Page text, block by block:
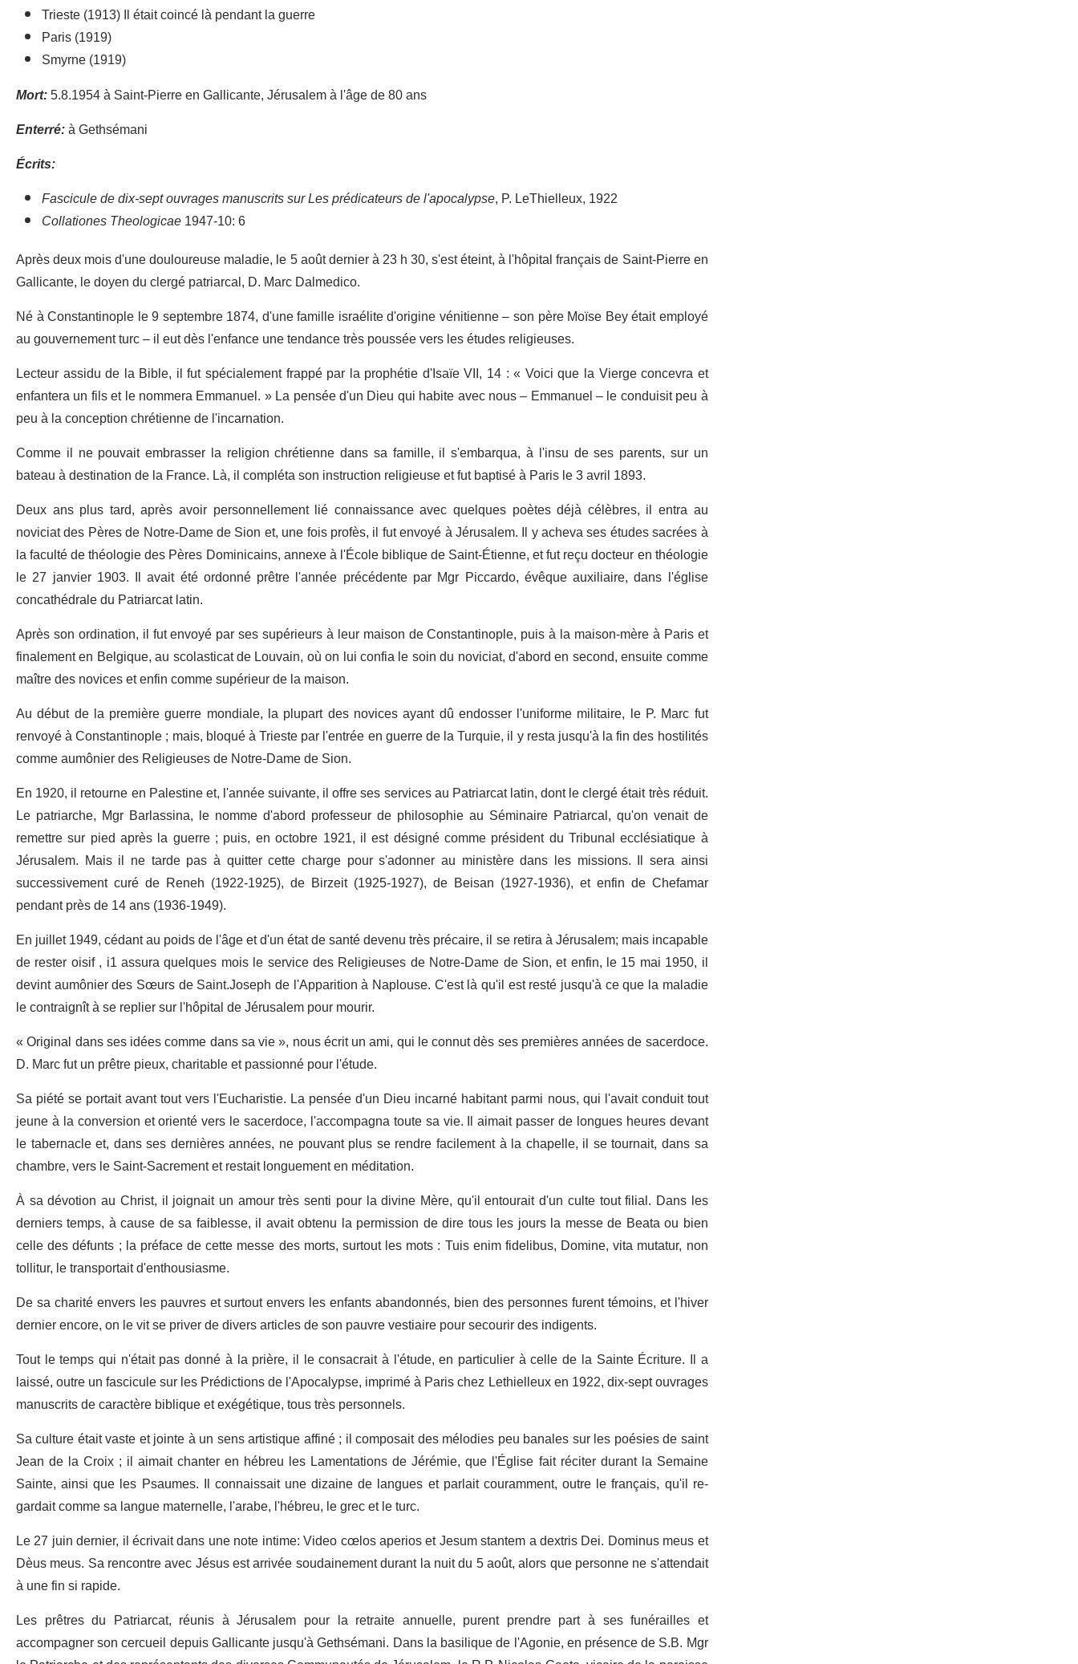
Trieste (1913) Il était coincé là pendant la guerre
Paris (1919)
Smyrne (1919)
Mort:5.8.1954 à Saint-Pierre en Gallicante, Jérusalem à l'âge de 80 ans
Enterré:à Gethsémani
Écrits:
Fascicule de dix-sept ouvrages manuscrits sur Les prédicateurs de l'apocalypse, P. LeThielleux, 1922
Collationes Theologicae1947-10: 6
Après deux mois d'une douloureuse maladie, le 5 août dernier à 23 h 30, s'est éteint, à l'hôpital français de Saint-Pierre en
Gallicante, le doyen du clergé patriarcal, D. Marc Dalmedico.
Né à Constantinople le 9 septembre 1874, d'une famille israélite d'origine vénitienne – son père Moïse Bey était employé
au gouvernement turc – il eut dès l'enfance une tendance très poussée vers les études religieuses.
Lecteur assidu de la Bible, il fut spécialement frappé par la prophétie d'Isaïe VII, 14 : « Voici que la Vierge concevra et
enfantera un fils et le nommera Emmanuel. » La pensée d'un Dieu qui habite avec nous – Emmanuel – le conduisit peu à
peu à la conception chrétienne de l'incarnation.
Comme il ne pouvait embrasser la religion chrétienne dans sa famille, il s'embarqua, à l'insu de ses parents, sur un
bateau à destination de la France. Là, il compléta son instruction religieuse et fut baptisé à Paris le 3 avril 1893.
Deux ans plus tard, après avoir personnellement lié connaissance avec quelques poètes déjà célèbres, il entra au
noviciat des Pères de Notre-Dame de Sion et, une fois profès, il fut envoyé à Jérusalem. Il y acheva ses études sacrées à
la faculté de théologie des Pères Dominicains, annexe à l'École biblique de Saint-Étienne, et fut reçu docteur en théologie
le 27 janvier 1903. Il avait été ordonné prêtre l'année précédente par Mgr Piccardo, évêque auxiliaire, dans l'église
concathédrale du Patriarcat latin.
Après son ordination, il fut envoyé par ses supérieurs à leur maison de Constantinople, puis à la maison-mère à Paris et
finalement en Belgique, au scolasticat de Louvain, où on lui confia le soin du noviciat, d'abord en second, ensuite comme
maître des novices et enfin comme supérieur de la maison.
Au début de la première guerre mondiale, la plupart des novices ayant dû endosser l'uniforme militaire, le P. Marc fut
renvoyé à Constantinople ; mais, bloqué à Trieste par l'entrée en guerre de la Turquie, il y resta jusqu'à la fin des hostilités
comme aumônier des Religieuses de Notre-Dame de Sion.
En 1920, il retourne en Palestine et, l'année suivante, il offre ses services au Patriarcat latin, dont le clergé était très réduit.
Le patriarche, Mgr Barlassina, le nomme d'abord professeur de philosophie au Séminaire Patriarcal, qu'on venait de
remettre sur pied après la guerre ; puis, en octobre 1921, il est désigné comme président du Tribunal ecclésiatique à
Jérusalem. Mais il ne tarde pas à quitter cette charge pour s'adonner au ministère dans les missions. Il sera ainsi
successivement curé de Reneh (1922-1925), de Birzeit (1925-1927), de Beisan (1927-1936), et enfin de Chefamar
pendant près de 14 ans (1936-1949).
En juillet 1949, cédant au poids de l'âge et d'un état de santé devenu très précaire, il se retira à Jérusalem; mais incapable
de rester oisif , i1 assura quelques mois le service des Religieuses de Notre-Dame de Sion, et enfin, le 15 mai 1950, il
devint aumônier des Sœurs de Saint­.Joseph de l'Apparition à Naplouse. C'est là qu'il est resté jusqu'à ce que la maladie
le contraignît à se replier sur l'hôpital de Jérusalem pour mourir.
« Original dans ses idées comme dans sa vie », nous écrit un ami, qui le connut dès ses premières années de sacerdoce.
D. Marc fut un prêtre pieux, charitable et passionné pour l'étude.
Sa piété se portait avant tout vers l'Eucharistie. La pensée d'un Dieu incarné habitant parmi nous, qui l'avait conduit tout
jeune à la conversion et orienté vers le sacerdoce, l'accompagna toute sa vie. Il aimait passer de longues heures devant
le tabernacle et, dans ses dernières années, ne pouvant plus se rendre facilement à la chapelle, il se tournait, dans sa
chambre, vers le Saint-Sacrement et restait longuement en méditation.
À sa dévotion au Christ, il joignait un amour très senti pour la di­vine Mère, qu'il entourait d'un culte tout filial. Dans les
derniers temps, à cause de sa faiblesse, il avait obtenu la permission de dire tous les jours la messe de Beata ou bien
celle des défunts ; la préface de cette messe des morts, surtout les mots : Tuis enim fidelibus, Domine, vita mu­tatur, non
tollitur, le transportait d'enthousiasme.
De sa charité envers les pauvres et surtout envers les enfants abandonnés, bien des personnes furent témoins, et l'hiver
dernier encore, on le vit se priver de divers articles de son pauvre vestiaire pour secourir des indigents.
Tout le temps qui n'était pas donné à la prière, il le consacrait à l'étude, en particulier à celle de la Sainte Écriture. Il a
laissé, outre un fascicule sur les Prédictions de l'Apocalypse, imprimé à Paris chez Lethiel­leux en 1922, dix-sept ouvrages
manuscrits de caractère biblique et exégétique, tous très personnels.
Sa culture était vaste et jointe à un sens artistique affiné ; il composait des mélodies peu banales sur les poésies de saint
Jean de la Croix ; il aimait chanter en hébreu les Lamentations de Jérémie, que l'Église fait réciter durant la Semaine
Sainte, ainsi que les Psaumes. Il connaissait une dizaine de langues et parlait couramment, outre le français, qu'il re­-
gardait comme sa langue maternelle, l'arabe, l'hébreu, le grec et le turc.
Le 27 juin dernier, il écrivait dans une note intime: Video cœlos aperios et Jesum stantem a dextris Dei. Dominus meus et
Dèus meus. Sa rencontre avec Jésus est arrivée soudainement durant la nuit du 5 août, alors que personne ne s'attendait
à une fin si rapide.
Les prêtres du Patriarcat, réunis à Jérusalem pour la retraite annuelle, purent prendre part à ses funérailles et
accompagner son cercueil depuis Gallicante jusqu'à Gethsémani. Dans la basilique de l'Agonie, en présence de S.B. Mgr